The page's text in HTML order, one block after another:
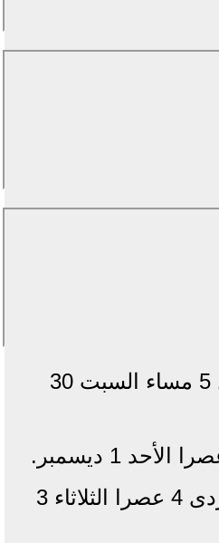
مصر أمام السنغال 5 مساء السبت 30
مصر أمام كاب فيردى 4 عصرا الثلاثاء 3